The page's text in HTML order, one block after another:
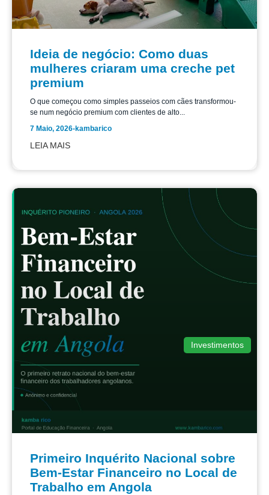
Ideia de negócio: Como duas
mulheres criaram uma creche pet
premium
O que começou como simples passeios com cães transformou-
se num negócio premium com clientes de alto...
7 Maio, 2026-kambarico
LEIA MAIS
Investimentos
Primeiro Inquérito Nacional sobre
Bem-Estar Financeiro no Local de
Trabalho em Angola